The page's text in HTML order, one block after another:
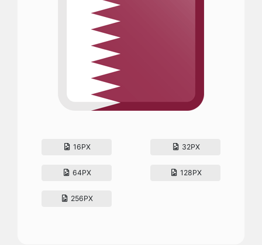
16PX 32PX
64PX 128PX
256PX